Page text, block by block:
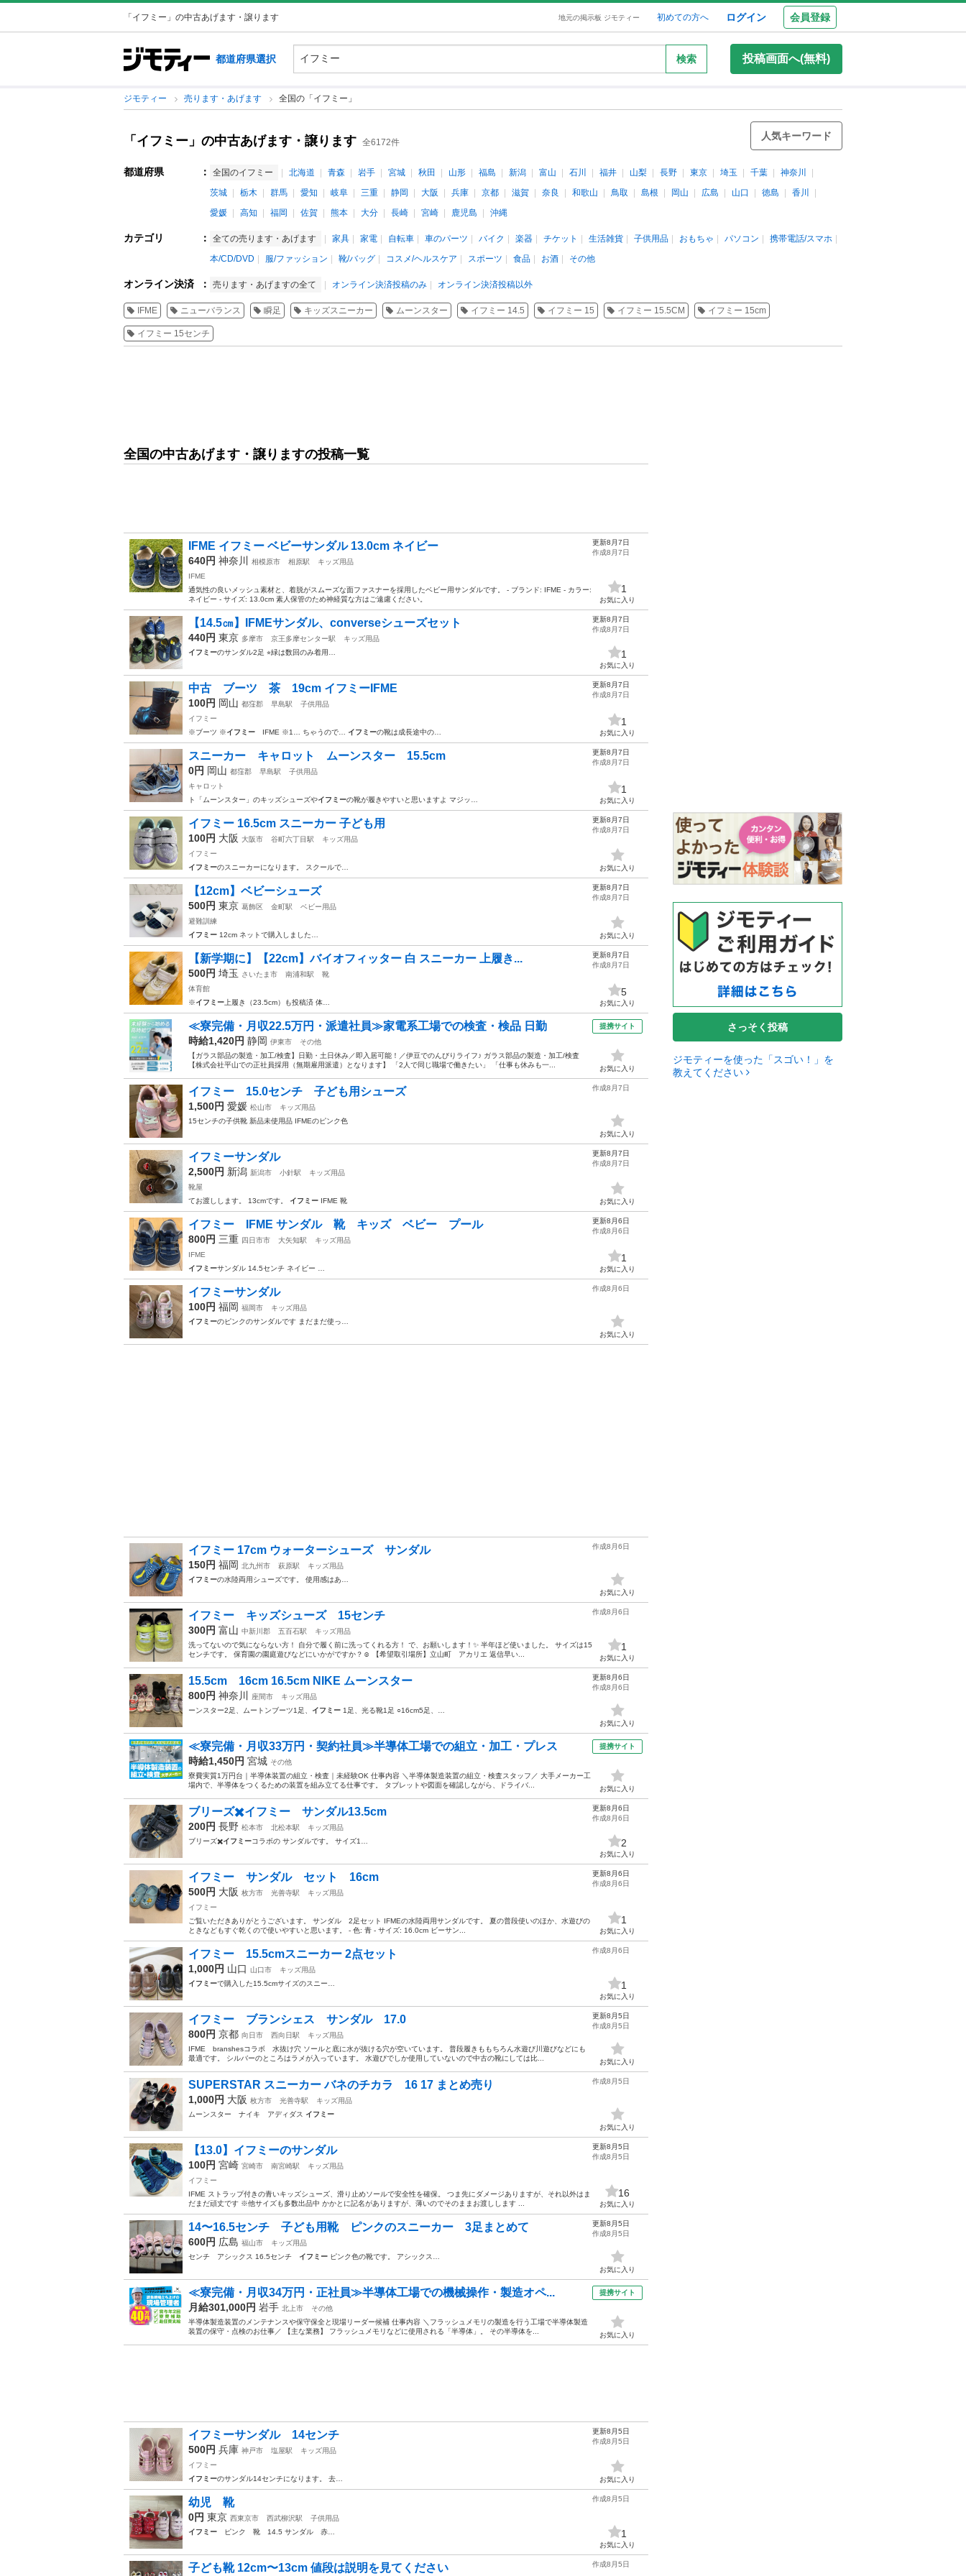
「イフミー」の中古あげます・譲ります 地元の掲示板 ジモティー 初めての方へ ログイン 会員登録
都道府県選択 検索 投稿画面へ(無料)
ジモティー 売ります・あげます 全国の「イフミー」
「イフミー」の中古あげます・譲ります 全6172件
人気キーワード
都道府県 ： 全国のイフミー 北海道 青森 岩手 宮城 秋田 山形 福島 新潟 富山 石川 福井 山梨 長野 東京 埼玉 千葉
神奈川
茨城
栃木 群馬 愛知 岐阜 三重 静岡 大阪 兵庫 京都 滋賀 奈良 和歌山 鳥取 島根 岡山 広島 山口 徳島
香川
愛媛
高知 福岡 佐賀 熊本 大分 長崎 宮崎 鹿児島 沖縄
カテゴリ ： 全ての売ります・あげます 家具 家電 自転車 車のパーツ バイク 楽器 チケット 生活雑貨 子供用品 おもちゃ パソコン
携帯電話/スマホ
本/CD/DVD
服/ファッション 靴/バッグ コスメ/ヘルスケア スポーツ 食品 お酒 その他
オンライン決済 ： 売ります・あげますの全て オンライン決済投稿のみ オンライン決済投稿以外
IFME ニューバランス 瞬足 キッズスニーカー ムーンスター イフミー 14.5 イフミー 15 イフミー 15.5CM イフミー 15cm
イフミー 15センチ
全国の中古あげます・譲りますの投稿一覧
IFME イフミー ベビーサンダル 13.0cm ネイビー
640円 神奈川 相模原市 相原駅
キッズ用品
IFME
通気性の良いメッシュ素材と、着脱がスムーズな面ファスナーを採用したベビー用サンダルです。 - ブランド: IFME - カラー:
ネイビー - サイズ: 13.0cm 素人保管のため神経質な方はご遠慮ください。
更新8月7日
作成8月7日
1
お気に入り
【14.5㎝】IFMEサンダル、converseシューズセット
440円 東京 多摩市 京王多摩センター駅
キッズ用品
イフミーのサンダル2足 ⭐︎緑は数回のみ着用…
更新8月7日
作成8月7日
1
お気に入り
中古 ブーツ 茶 19cm イフミーIFME
100円 岡山 都窪郡 早島駅
子供用品
イフミー
※ブーツ ※イフミー IFME ※1… ちゃうので… イフミーの靴は成長途中の…
更新8月7日
作成8月7日
1
お気に入り
スニーカー キャロット ムーンスター 15.5cm
0円 岡山 都窪郡 早島駅
子供用品
キャロット
ト「ムーンスター」のキッズシューズやイフミーの靴が履きやすいと思いますよ マジッ…
更新8月7日
作成8月7日
1
お気に入り
イフミー 16.5cm スニーカー 子ども用
100円 大阪 大阪市 谷町六丁目駅
キッズ用品
イフミー
イフミーのスニーカーになります。 スクールで…
更新8月7日
作成8月7日
お気に入り
【12cm】ベビーシューズ
500円 東京 葛飾区 金町駅
ベビー用品
避難訓練
イフミー 12cm ネットで購入しました…
更新8月7日
作成8月7日
お気に入り
【新学期に】【22cm】バイオフィッター 白 スニーカー 上履き...
500円 埼玉 さいたま市 南浦和駅
靴
体育館
※イフミー 上履き（23.5cm）も投稿済 体…
更新8月7日
作成8月7日
5
お気に入り
≪寮完備・月収22.5万円・派遣社員≫家電系工場での検査・検品 日勤
時給1,420円 静岡 伊東市
その他
【ガラス部品の製造・加工/検査】日勤・土日休み／即入居可能！／伊豆でのんびりライフ♪ ガラス部品の製造・加工/検査
【株式会社平山での正社員採用（無期雇用派遣）となります】 「2人で同じ職場で働きたい」 「仕事も休みも一...
提携サイト
お気に入り
イフミー 15.0センチ 子ども用シューズ
1,500円 愛媛 松山市
キッズ用品
15センチの子供靴 新品未使用品 IFMEのピンク色
作成8月7日
お気に入り
イフミーサンダル
2,500円 新潟 新潟市 小針駅
キッズ用品
靴屋
てお渡しします。 13cmです。 イフミー IFME 靴
更新8月7日
作成8月7日
お気に入り
イフミー IFME サンダル 靴 キッズ ベビー プール
800円 三重 四日市市 大矢知駅
キッズ用品
IFME
イフミーサンダル 14.5センチ ネイビー …
更新8月6日
作成8月6日
1
お気に入り
イフミーサンダル
100円 福岡 福岡市
キッズ用品
イフミーのピンクのサンダルです まだまだ使っ…
作成8月6日
お気に入り
イフミー 17cm ウォーターシューズ サンダル
150円 福岡 北九州市 萩原駅
キッズ用品
イフミーの水陸両用シューズです。 使用感はあ…
作成8月6日
お気に入り
イフミー キッズシューズ 15センチ
300円 富山 中新川郡 五百石駅
キッズ用品
洗ってないので気にならない方！ 自分で履く前に洗ってくれる方！ で、お願いします！✨ 半年ほど使いました。 サイズは15
センチです。 保育園の園庭遊びなどにいかがですか？☺️ 【希望取引場所】立山町 アカリエ 返信早い...
作成8月6日
1
お気に入り
15.5cm 16cm 16.5cm NIKE ムーンスター
800円 神奈川 座間市
キッズ用品
ーンスター2足、ムートンブーツ1足、 イフミー 1足、光る靴1足 ○16cm5足、…
更新8月6日
作成8月6日
お気に入り
≪寮完備・月収33万円・契約社員≫半導体工場での組立・加工・プレス
時給1,450円 宮城 その他
寮費実質1万円台｜半導体装置の組立・検査｜未経験OK 仕事内容 ＼半導体製造装置の組立・検査スタッフ／ 大手メーカー工
場内で、半導体をつくるための装置を組み立てる仕事です。 タブレットや図面を確認しながら、ドライバ...
提携サイト
お気に入り
ブリーズ✖️イフミー サンダル13.5cm
200円 長野 松本市 北松本駅
キッズ用品
ブリーズ✖️イフミーコラボの サンダルです。 サイズ1…
更新8月6日
作成8月6日
2
お気に入り
イフミー サンダル セット 16cm
500円 大阪 枚方市 光善寺駅
キッズ用品
イフミー
ご覧いただきありがとうございます。 サンダル 2足セット IFMEの水陸両用サンダルです。 夏の普段使いのほか、水遊びの
ときなどもすぐ乾くので使いやすいと思います。 - 色: 青 - サイズ: 16.0cm ビーサン...
更新8月6日
作成8月6日
1
お気に入り
イフミー 15.5cmスニーカー 2点セット
1,000円 山口 山口市
キッズ用品
イフミーで購入した15.5cmサイズのスニー…
作成8月6日
1
お気に入り
イフミー ブランシェス サンダル 17.0
800円 京都 向日市 西向日駅
キッズ用品
IFME branshesコラボ 水抜け穴 ソールと底に水が抜ける穴が空いています。 普段履きももちろん水遊び川遊びなどにも
最適です。 シルバーのところはラメが入っています。 水遊びでしか使用していないので中古の靴にしては比...
更新8月5日
作成8月5日
お気に入り
SUPERSTAR スニーカー バネのチカラ 16 17 まとめ売り
1,000円 大阪 枚方市 光善寺駅
キッズ用品
ムーンスター ナイキ アディダス イフミー
作成8月5日
お気に入り
【13.0】イフミーのサンダル
100円 宮崎 宮崎市 南宮崎駅
キッズ用品
イフミー
IFME ストラップ付きの青いキッズシューズ、滑り止めソールで安全性を確保。 つま先にダメージありますが、それ以外はま
だまだ頑丈です ※他サイズも多数出品中 かかとに記名がありますが、薄いのでそのままお渡しします ...
更新8月5日
作成8月5日
16
お気に入り
14〜16.5センチ 子ども用靴 ピンクのスニーカー 3足まとめて
600円 広島 福山市
キッズ用品
センチ アシックス 16.5センチ イフミー ピンク色の靴です。 アシックス…
更新8月5日
作成8月5日
お気に入り
≪寮完備・月収34万円・正社員≫半導体工場での機械操作・製造オペ...
月給301,000円 岩手 北上市
その他
半導体製造装置のメンテナンスや保守保全と現場リーダー候補 仕事内容 ＼フラッシュメモリの製造を行う工場で半導体製造
装置の保守・点検のお仕事／ 【主な業務】 フラッシュメモリなどに使用される「半導体」。 その半導体を...
提携サイト
お気に入り
イフミーサンダル 14センチ
500円 兵庫 神戸市 塩屋駅
キッズ用品
イフミー
イフミーのサンダル14センチになります。 去…
更新8月5日
作成8月5日
お気に入り
幼児 靴
0円 東京 西東京市 西武柳沢駅
子供用品
イフミー ピンク 靴 14.5 サンダル 赤…
作成8月5日
1
お気に入り
子ども靴 12cm〜13cm 値段は説明を見てください 作成8月5日
さっそく投稿
ジモティーを使った「スゴい！」を
教えてください